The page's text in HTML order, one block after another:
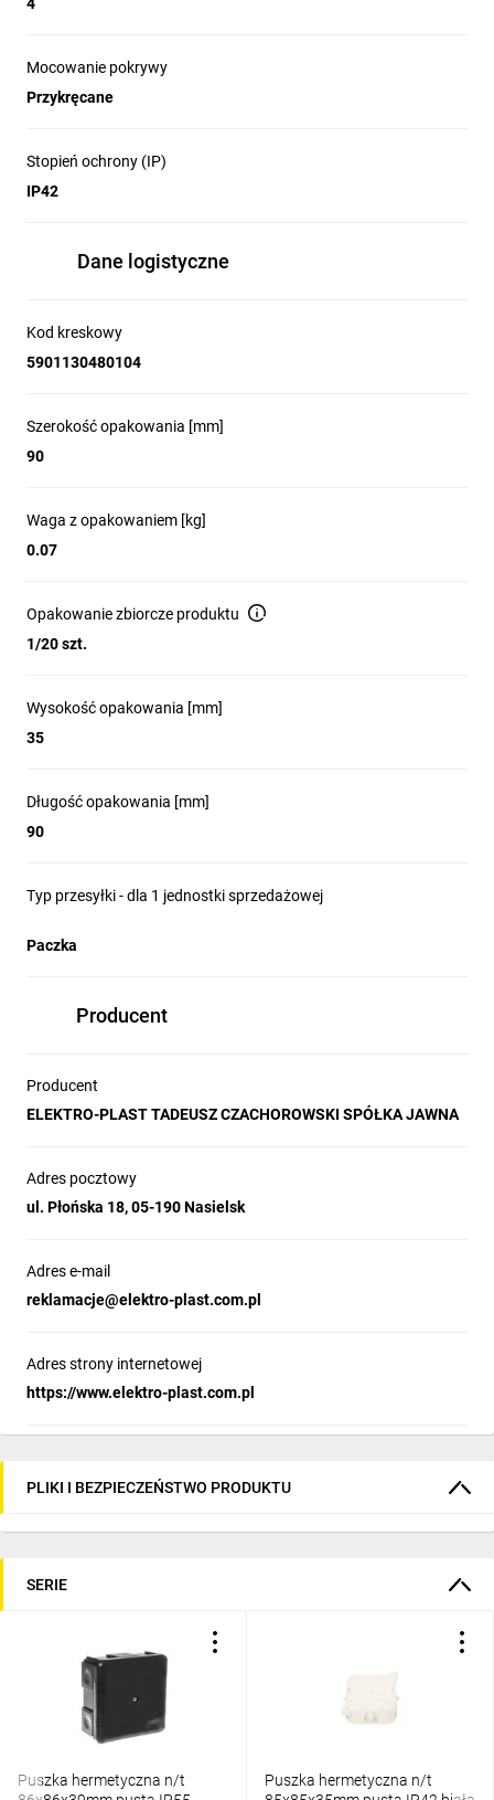
Mocowanie pokrywy
Przykręcane
Stopień ochrony (IP)
IP42
Dane logistyczne
Kod kreskowy
5901130480104
Szerokość opakowania [mm]
90
Waga z opakowaniem [kg]
0.07
Opakowanie zbiorcze produktu
1/20 szt.
Wysokość opakowania [mm]
35
Długość opakowania [mm]
90
Typ przesyłki - dla 1 jednostki sprzedażowej
Paczka
Producent
Producent
ELEKTRO-PLAST TADEUSZ CZACHOROWSKI SPÓŁKA JAWNA
Adres pocztowy
ul. Płońska 18, 05-190 Nasielsk
Adres e-mail
reklamacje@elektro-plast.com.pl
Adres strony internetowej
https://www.elektro-plast.com.pl
PLIKI I BEZPIECZEŃSTWO PRODUKTU
SERIE
Puszka hermetyczna n/t
Puszka hermetyczna n/t